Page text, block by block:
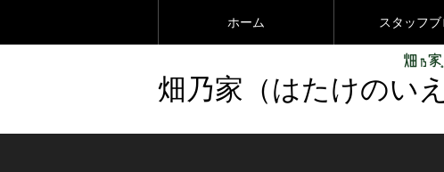
ホーム スタッフ
畑乃家（はたけのい